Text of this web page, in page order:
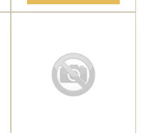
nadmerného spánku.&lt;!--[if